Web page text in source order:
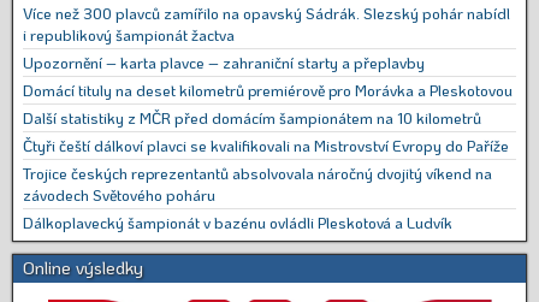
Více než 300 plavců zamířilo na opavský Sádrák. Slezský pohár nabídl
i republikový šampionát žactva
Upozornění – karta plavce – zahraniční starty a přeplavby
Domácí tituly na deset kilometrů premiérově pro Morávka a Pleskotovou
Další statistiky z MČR před domácím šampionátem na 10 kilometrů
Čtyři čeští dálkoví plavci se kvalifikovali na Mistrovství Evropy do Paříže
Trojice českých reprezentantů absolvovala náročný dvojitý víkend na
závodech Světového poháru
Dálkoplavecký šampionát v bazénu ovládli Pleskotová a Ludvík
Online výsledky